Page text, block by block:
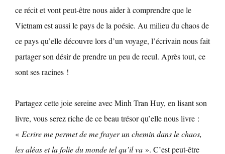
ce récit et vont peut-être nous aider à comprendre que le
Vietnam est aussi le pays de la poésie. Au milieu du chaos de
ce pays qu’elle découvre lors d’un voyage, l’écrivain nous fait
partager son désir de prendre un peu de recul. Après tout, ce
sont ses racines !
Partagez cette joie sereine avec Minh Tran Huy, en lisant son
livre, vous serez riche de ce beau trésor qu’elle nous livre :
« Ecrire me permet de me frayer un chemin dans le chaos,
les aléas et la folie du monde tel qu’il va ». C’est peut-être